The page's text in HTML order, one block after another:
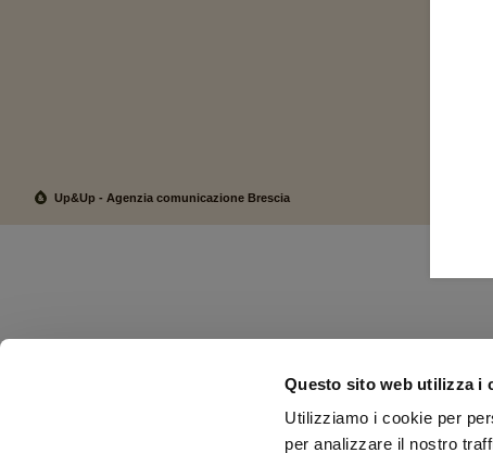
Questo sito web utilizza i
Utilizziamo i cookie per
per analizzare il nostro
Up&Up - Agenzia comunicazione Brescia